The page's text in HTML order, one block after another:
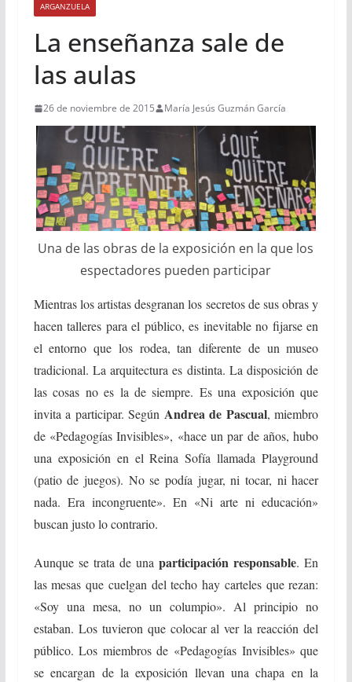
ARGANZUELA
La enseñanza sale de
las aulas
26 de noviembre de 2015 María Jesús Guzmán García
Una de las obras de la exposición en la que los
espectadores pueden participar
Mientras los artistas desgranan los secretos de sus obras y
hacen talleres para el público, es inevitable no fijarse en
el entorno que los rodea, tan diferente de un museo
tradicional. La arquitectura es distinta. La disposición de
las cosas no es la de siempre. Es una exposición que
invita a participar. Según Andrea de Pascual, miembro
de «Pedagogías Invisibles», «hace un par de años, hubo
una exposición en el Reina Sofía llamada Playground
(patio de juegos). No se podía jugar, ni tocar, ni hacer
nada. Era incongruente». En «Ni arte ni educación»
buscan justo lo contrario.
Aunque se trata de unaparticipación responsable. En
las mesas que cuelgan del techo hay carteles que rezan:
«Soy una mesa, no un columpio». Al principio no
estaban. Los tuvieron que colocar al ver la reacción del
público. Los miembros de «Pedagogías Invisibles» que
se encargan de la exposición llevan una chapa en la